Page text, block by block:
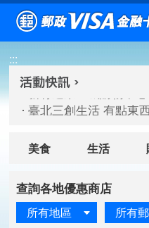
跳到主要內容區塊
:::
新竹遠東巨城購物中
桃園大江國際購物中
新竹遠東巨城購物中
臺北三創生活 有點東
美食 生活
查詢各地優惠商店
所有地區 所有